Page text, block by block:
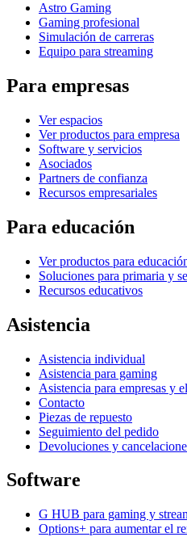
Astro Gaming
Gaming profesional
Simulación de carreras
Equipo para streaming
Para empresas
Ver espacios
Ver productos para empresa
Software y servicios
Asociados
Partners de confianza
Recursos empresariales
Para educación
Ver productos para
Soluciones para primaria y
Recursos educativos
Asistencia
Asistencia individual
Asistencia para gaming
Asistencia para empresas y
Contacto
Piezas de repuesto
Seguimiento del pedido
Devoluciones y
Software
G HUB para gaming y
Options+ para aumentar el